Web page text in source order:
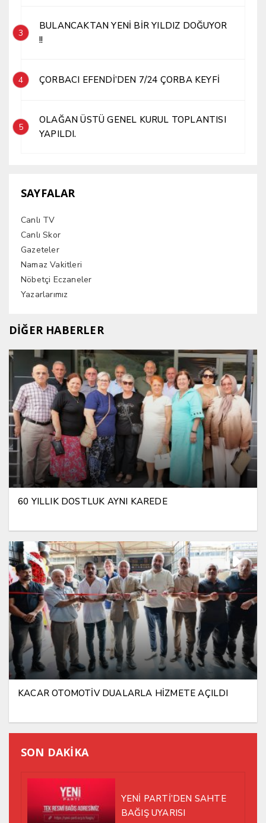
3
BULANCAKTAN YENİ BİR YILDIZ DOĞUYOR
!!
4 ÇORBACI EFENDİ’DEN 7/24 ÇORBA KEYFİ
5
OLAĞAN ÜSTÜ GENEL KURUL TOPLANTISI
YAPILDI.
SAYFALAR
Canlı TV
Canlı Skor
Gazeteler
Namaz Vakitleri
Nöbetçi Eczaneler
Yazarlarımız
DİĞER HABERLER
60 YILLIK DOSTLUK AYNI KAREDE
KACAR OTOMOTİV DUALARLA HİZMETE AÇILDI
SON DAKİKA
YENİ PARTİ’DEN SAHTE
BAĞIŞ UYARISI